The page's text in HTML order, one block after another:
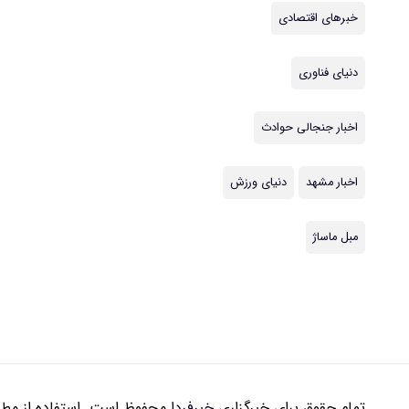
خبرهای اقتصادی
دنیای فناوری
اخبار جنجالی حوادث
اخبار مشهد دنیای ورزش
مبل ماساژ